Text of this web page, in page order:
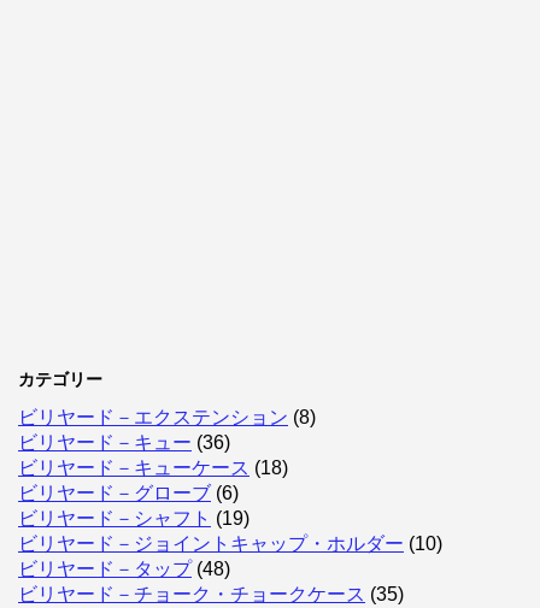
カテゴリー
ビリヤード－エクステンション (8)
ビリヤード－キュー (36)
ビリヤード－キューケース (18)
ビリヤード－グローブ (6)
ビリヤード－シャフト (19)
ビリヤード－ジョイントキャップ・ホルダー (10)
ビリヤード－タップ(48)
ビリヤード－チョーク・チョークケース (35)